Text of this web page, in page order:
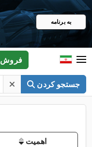
به برنامه
جستجو کردن
فروش
اهمیت